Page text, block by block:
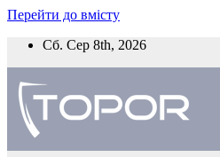
Перейти до вмісту
Сб. Сер 8th, 2026